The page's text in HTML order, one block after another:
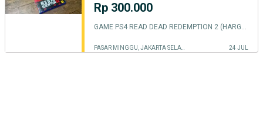
Rp 300.000
PASAR MINGGU, JAKARTA SELATAN 24 JUL